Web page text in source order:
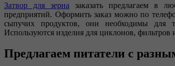
Затвор для зерна заказать предлагаем в
предприятий. Оформить заказ можно по
сыпучих продуктов, они необходимы для
Используются изделия для циклонов, фильтров
Предлагаем питатели с